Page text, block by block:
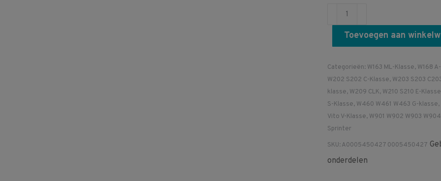
A0005450427
0005450427
Drukomvormer
circulatie
W210
W163
W220
W209
aantal
Toevoegen aan
Categorieën: W163 ML-Klasse, W168
W202 S202 C-Klasse, W203 S203
klasse, W209 CLK, W210 S210 E-Klasse
S-Klasse, W460 W461 W463 G-klasse,
Vito V-Klasse, W901 W902 W903
Sprinter
SKU:A0005450427 0005450427
onderdelen